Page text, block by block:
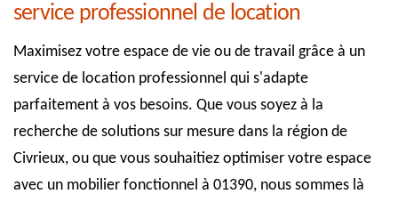
service professionnel de location
Maximisez votre espace de vie ou de travail grâce à un
service de location professionnel qui s'adapte
parfaitement à vos besoins. Que vous soyez à la
recherche de solutions sur mesure dans la région de
Civrieux, ou que vous souhaitiez optimiser votre espace
avec un mobilier fonctionnel à 01390, nous sommes là